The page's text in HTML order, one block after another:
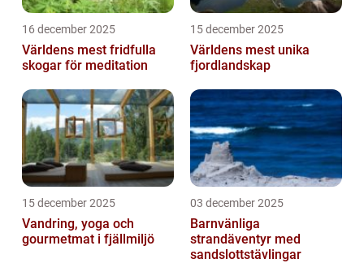
16 december 2025
Världens mest fridfulla
skogar för meditation
15 december 2025
Världens mest unika
fjordlandskap
15 december 2025
Vandring, yoga och
gourmetmat i fjällmiljö
03 december 2025
Barnvänliga
strandäventyr med
sandslottstävlingar